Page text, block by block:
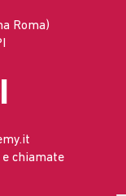
Roma)
chiamate